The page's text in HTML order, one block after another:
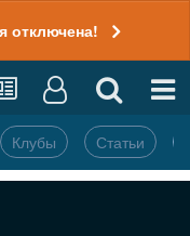
отключена!
Клубы Статьи